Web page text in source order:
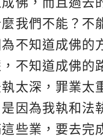
我們不能？不
不知道成佛的
不知道成佛的
太深，罪業太
因為我執和法
些業，要去完